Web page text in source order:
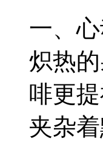
一、
炽热
啡更
夹杂